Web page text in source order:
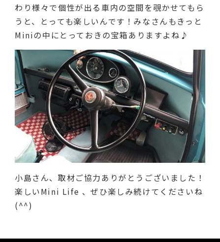
わり様々で個性が出る車内の空間を覗かせてもら
うと、とっても楽しいんです！みなさんもきっと
Miniの中にとっておきの宝箱ありますよね♪
小島さん、取材ご協力ありがとうございました！
楽しいMini Life 、ぜひ楽しみ続けてくださいね
(^^)